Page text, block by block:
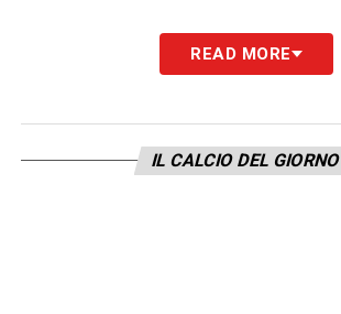
A COSA PUNTA IL TORINO ORA
giocatori si devono rendere
straordinario: rappresentano
e una città, visto che gli
READ MORE
IL CALCIO DEL GIORNO